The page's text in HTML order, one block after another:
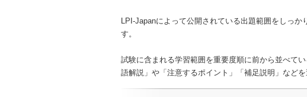
LPI-Japanによって公開されている出題範囲をしっ
す。
試験に含まれる学習範囲を重要度順に前から並べて
語解説」や「注意するポイント」「補足説明」など